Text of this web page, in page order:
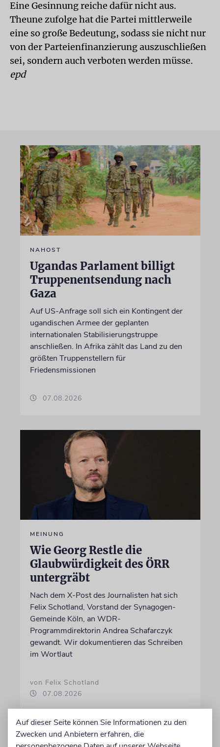
Eine Gesinnung reiche dafür nicht aus.
Theune zufolge hat die Partei mittlerweile
eine so große Bedeutung, sodass sie nicht nur
von der Parteienfinanzierung auszuschließen
sei, sondern auch verboten werden müsse.
epd
NAHOST
Ugandas Parlament billigt
Truppenentsendung nach
Gaza
Auf US-Anfrage soll sich ein Kontingent der
ugandischen Armee der geplanten
internationalen Stabilisierungstruppe
anschließen. In Afrika zählt das Land zu den
größten Truppenstellern für
Friedensmissionen
07.08.2026
MEINUNG
Wie Georg Restle die
Glaubwürdigkeit des ÖRR
untergräbt
Nach dem X-Post des Journalisten hat sich
Felix Schotland, Vorstand der Synagogen-
Gemeinde Köln, an WDR-
Programmdirektorin Andrea Schafarczyk
gewandt. Wir dokumentieren das Schreiben
im Wortlaut
von Felix Schotland
07.08.2026
Auf dieser Seite können Sie Informationen zu den
Zwecken und Anbietern erfahren, die